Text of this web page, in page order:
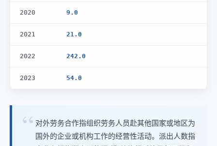
2020 9.0
2021 21.0
2022 242.0
2023 54.0
对外劳务合作指组织劳务人员赴其他国家或地区为
国外的企业或机构工作的经营性活动。派出人数指